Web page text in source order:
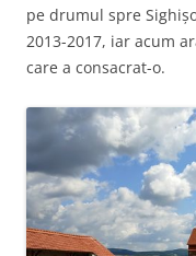
pe drumul spre
2013-2017, iar acum
care a consacrat-o.